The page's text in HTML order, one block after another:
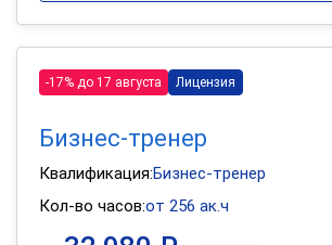
-17% до 17 августа Лицензия
Бизнес-тренер
Квалификация:Бизнес-тренер
Кол-во часов:от 256 ак.ч